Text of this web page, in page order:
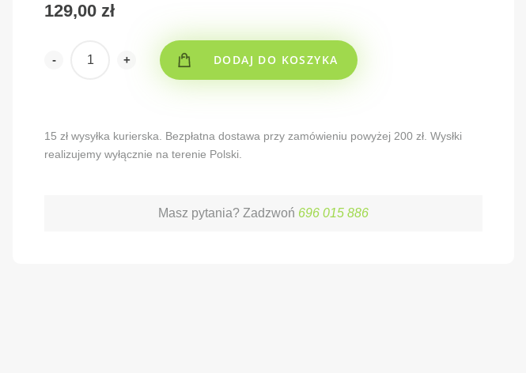
129,00 zł
- + DODAJ DO KOSZYKA
15 zł wysyłka kurierska. Bezpłatna dostawa przy zamówieniu powyżej 200 zł. Wysłki
realizujemy wyłącznie na terenie Polski.
Masz pytania? Zadzwoń 696 015 886